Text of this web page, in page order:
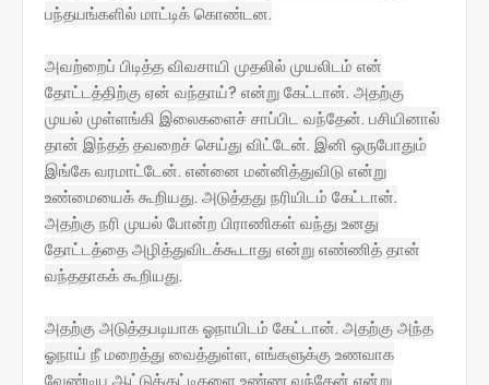
பந்தயங்களில் மாட்டிக் கொண்டன.
அவற்றைப் பிடித்த விவசாயி முதலில் முயலிடம் என்
தோட்டத்திற்கு ஏன் வந்தாய்? என்று கேட்டான். அதற்கு
முயல் முள்ளங்கி இலைகளைச் சாப்பிட வந்தேன். பசியினால்
தான் இந்தத் தவறைச் செய்து விட்டேன். இனி ஒருபோதும்
இங்கே வரமாட்டேன். என்னை மன்னித்துவிடு என்று
உண்மையைக் கூறியது. அடுத்தது நரியிடம் கேட்டான்.
அதற்கு நரி முயல் போன்ற பிராணிகள் வந்து உனது
தோட்டத்தை அழித்துவிடக்கூடாது என்று எண்ணித் தான்
வந்ததாகக் கூறியது.
அதற்கு அடுத்தபடியாக ஓநாயிடம் கேட்டான். அதற்கு அந்த
ஓநாய் நீ மறைத்து வைத்துள்ள, எங்களுக்கு உணவாக
வேண்டிய ஆட்டுக்குட்டிகளை உண்ண வந்தேன் என்று